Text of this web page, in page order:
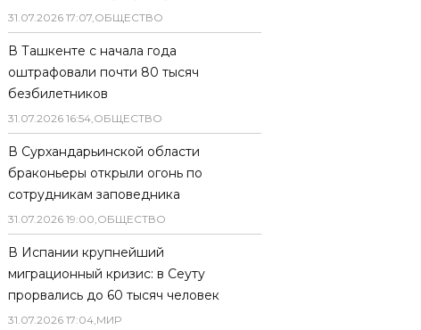
31.07.2026 17:07,ОБЩЕСТВО
В Ташкенте с начала года
оштрафовали почти 80 тысяч
безбилетников
31.07.2026 16:54,ОБЩЕСТВО
В Сурхандарьинской области
браконьеры открыли огонь по
сотрудникам заповедника
31.07.2026 19:00,ОБЩЕСТВО
В Испании крупнейший
миграционный кризис: в Сеуту
прорвались до 60 тысяч человек
31.07.2026 17:04,МИР